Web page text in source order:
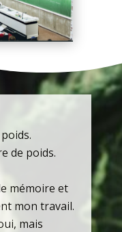
de poids.
mémoire et
mon travail.
mais